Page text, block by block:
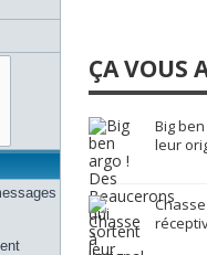
ÇA VOUS
Big
leur